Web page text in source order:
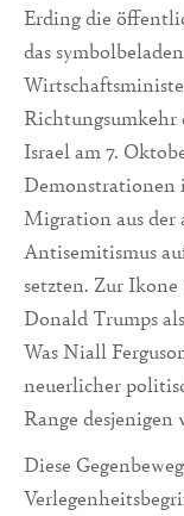
Erding die
das
Richtungsumkehr
Israel am 7.
Demonstrationen
Migration aus der
Antisemitismus
setzten. Zur
Donald Trumps
Was Niall
neuerlicher
Range desjenigen
Diese